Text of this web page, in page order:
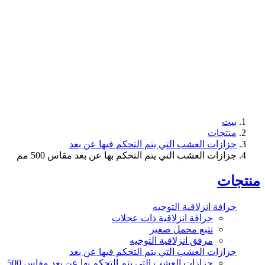
العشب التي يتم التحكم فيها عن بعد
العشب التي يتم التحكم بها عن بعد مقاس 500 مم
انزلاقية التوجيه
جرافة انزلاقية ذات عجلات
تتبع محمل صغير
مرفق انزلاقية التوجيه
العشب التي يتم التحكم فيها عن بعد
جزازات العشب التي يتم التحكم بها عن بعد مقاس 500